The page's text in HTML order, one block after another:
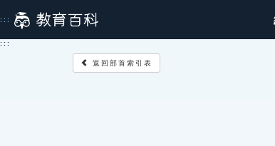
到
主
:::
:::
返回部首索引表